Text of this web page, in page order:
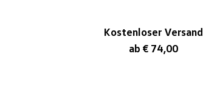
Kostenloser Versand
ab € 74,00